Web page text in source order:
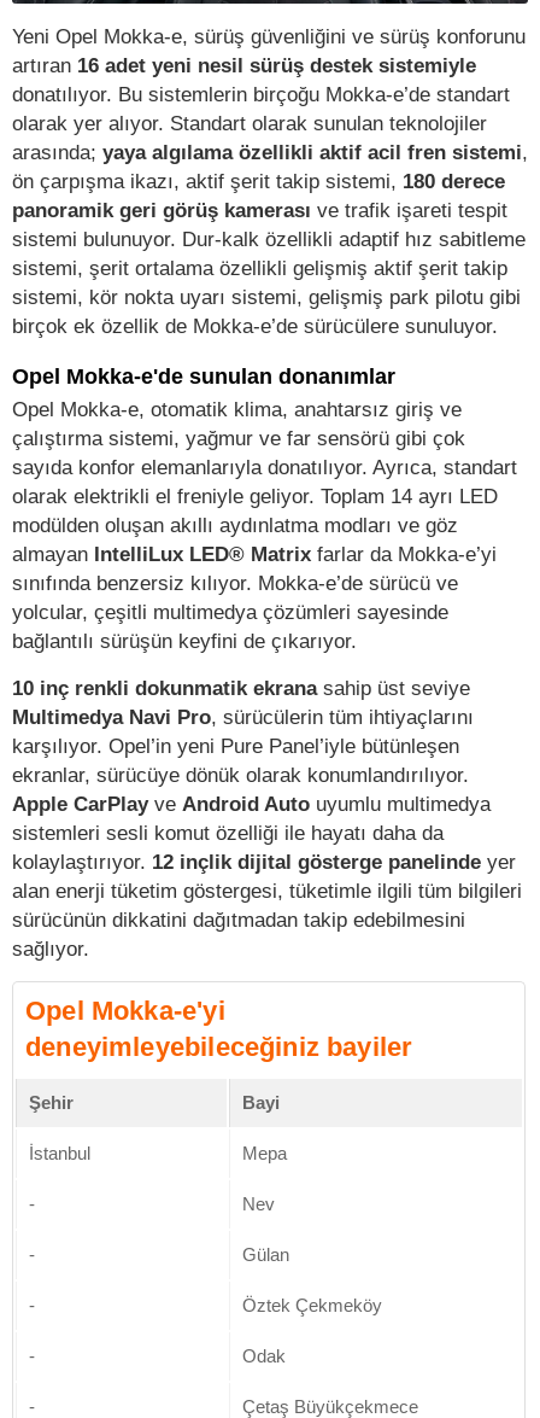
Yeni Opel Mokka-e, sürüş güvenliğini ve sürüş konforunu
artıran 16 adet yeni nesil sürüş destek sistemiyle
donatılıyor. Bu sistemlerin birçoğu Mokka-e’de standart
olarak yer alıyor. Standart olarak sunulan teknolojiler
arasında; yaya algılama özellikli aktif acil fren sistemi,
ön çarpışma ikazı, aktif şerit takip sistemi, 180 derece
panoramik geri görüş kamerası ve trafik işareti tespit
sistemi bulunuyor. Dur-kalk özellikli adaptif hız sabitleme
sistemi, şerit ortalama özellikli gelişmiş aktif şerit takip
sistemi, kör nokta uyarı sistemi, gelişmiş park pilotu gibi
birçok ek özellik de Mokka-e’de sürücülere sunuluyor.
Opel Mokka-e'de sunulan donanımlar
Opel Mokka-e, otomatik klima, anahtarsız giriş ve
çalıştırma sistemi, yağmur ve far sensörü gibi çok
sayıda konfor elemanlarıyla donatılıyor. Ayrıca, standart
olarak elektrikli el freniyle geliyor. Toplam 14 ayrı LED
modülden oluşan akıllı aydınlatma modları ve göz
almayan IntelliLux LED® Matrix farlar da Mokka-e’yi
sınıfında benzersiz kılıyor. Mokka-e’de sürücü ve
yolcular, çeşitli multimedya çözümleri sayesinde
bağlantılı sürüşün keyfini de çıkarıyor.
10 inç renkli dokunmatik ekrana sahip üst seviye
Multimedya Navi Pro, sürücülerin tüm ihtiyaçlarını
karşılıyor. Opel’in yeni Pure Panel’iyle bütünleşen
ekranlar, sürücüye dönük olarak konumlandırılıyor.
Apple CarPlay ve Android Auto uyumlu multimedya
sistemleri sesli komut özelliği ile hayatı daha da
kolaylaştırıyor. 12 inçlik dijital gösterge panelinde yer
alan enerji tüketim göstergesi, tüketimle ilgili tüm bilgileri
sürücünün dikkatini dağıtmadan takip edebilmesini
sağlıyor.
Opel Mokka-e'yi
deneyimleyebileceğiniz bayiler
Şehir Bayi
İstanbul Mepa
- Nev
- Gülan
- Öztek Çekmeköy
- Odak
- Çetaş Büyükçekmece